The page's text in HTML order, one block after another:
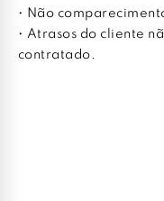
• Não
• Atrasos do cliente
contratado.